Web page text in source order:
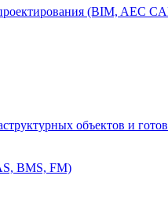
(BIM, AEC
объектов и
BMS, FM)